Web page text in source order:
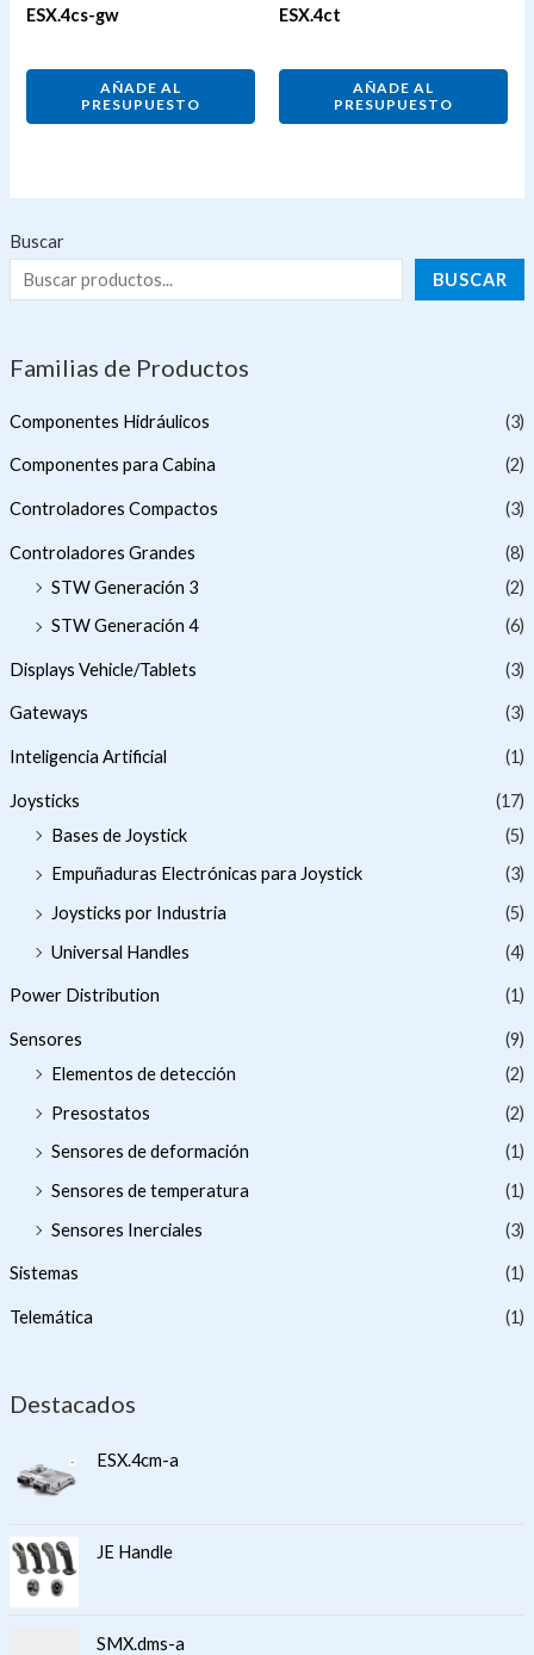
Buscar
BUSCAR
Familias de Productos
Componentes Hidráulicos (3)
Componentes para Cabina (2)
Controladores Compactos (3)
Controladores Grandes
(8)
STW Generación 3
(2)
STW Generación 4
(6)
Displays Vehicle/Tablets (3)
Gateways (3)
Inteligencia Artificial (1)
Joysticks
(17)
Bases de Joystick
(5)
Empuñaduras Electrónicas para Joystick
(3)
Joysticks por Industria
(5)
Universal Handles
(4)
Power Distribution (1)
Sensores
(9)
Elementos de detección
(2)
Presostatos
(2)
Sensores de deformación
(1)
Sensores de temperatura
(1)
Sensores Inerciales
(3)
Sistemas (1)
Telemática (1)
Destacados
ESX.4cm-a
JE Handle
SMX.dms-a
ESX.4cs-gw
AÑADE AL
PRESUPUESTO
ESX.4ct
AÑADE AL
PRESUPUESTO